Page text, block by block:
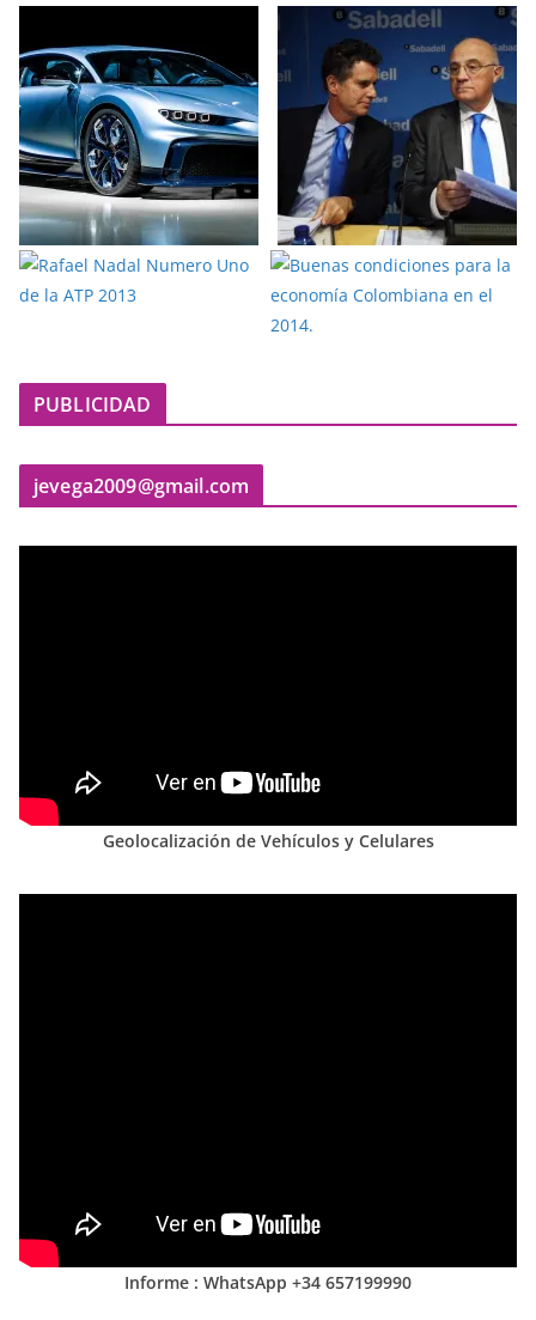
PUBLICIDAD
jevega2009@gmail.com
Geolocalización de Vehículos y Celulares
Informe : WhatsApp +34 657199990